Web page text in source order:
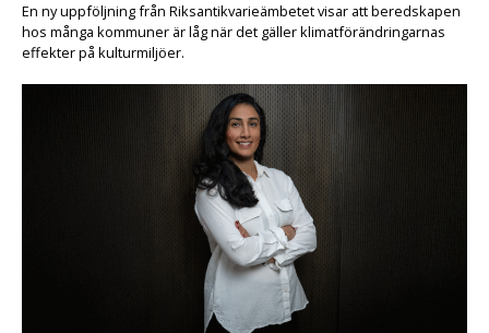
En ny uppföljning från Riksantikvarieämbetet visar att beredskapen
hos många kommuner är låg när det gäller klimatförändringarnas
effekter på kulturmiljöer.